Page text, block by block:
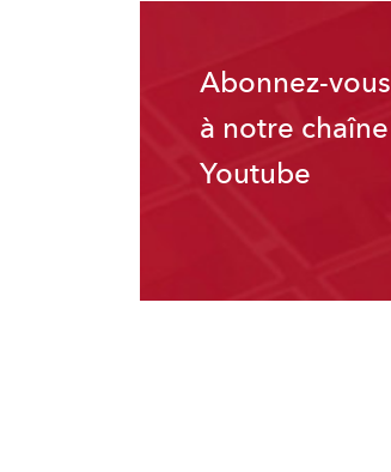
Abonnez-vous
à notre chaîne
Youtube